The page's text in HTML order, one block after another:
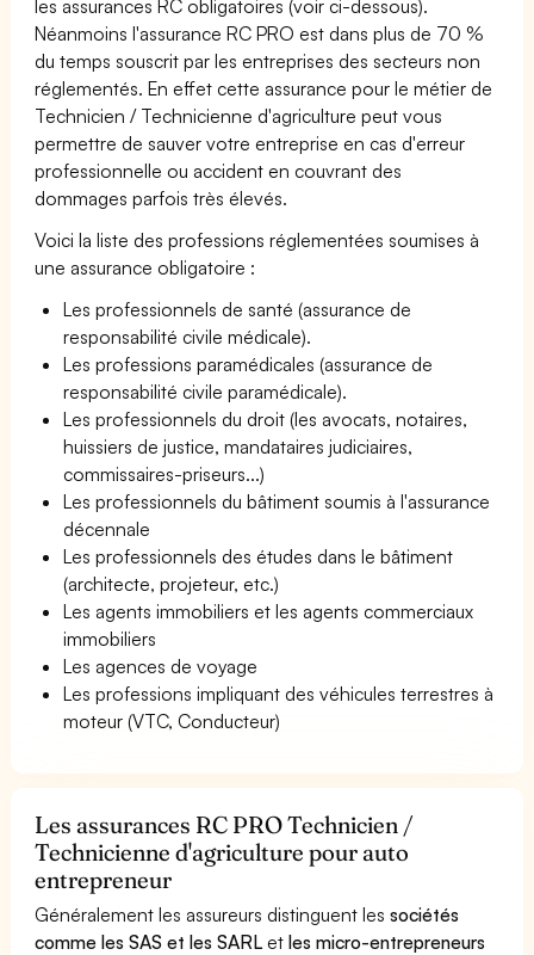
les assurances RC obligatoires (voir ci-dessous).
Néanmoins l'assurance RC PRO est dans plus de 70 %
du temps souscrit par les entreprises des secteurs non
réglementés. En effet cette assurance pour le métier de
Technicien / Technicienne d'agriculture peut vous
permettre de sauver votre entreprise en cas d'erreur
professionnelle ou accident en couvrant des
dommages parfois très élevés.
Voici la liste des professions réglementées soumises à
une assurance obligatoire :
Les professionnels de santé (assurance de
responsabilité civile médicale).
Les professions paramédicales (assurance de
responsabilité civile paramédicale).
Les professionnels du droit (les avocats, notaires,
huissiers de justice, mandataires judiciaires,
commissaires-priseurs...)
Les professionnels du bâtiment soumis à l'assurance
décennale
Les professionnels des études dans le bâtiment
(architecte, projeteur, etc.)
Les agents immobiliers et les agents commerciaux
immobiliers
Les agences de voyage
Les professions impliquant des véhicules terrestres à
moteur (VTC, Conducteur)
Les assurances RC PRO Technicien /
Technicienne d'agriculture pour auto
entrepreneur
Généralement les assureurs distinguent lessociétés
comme les SAS et les SARL etles micro-entrepreneurs